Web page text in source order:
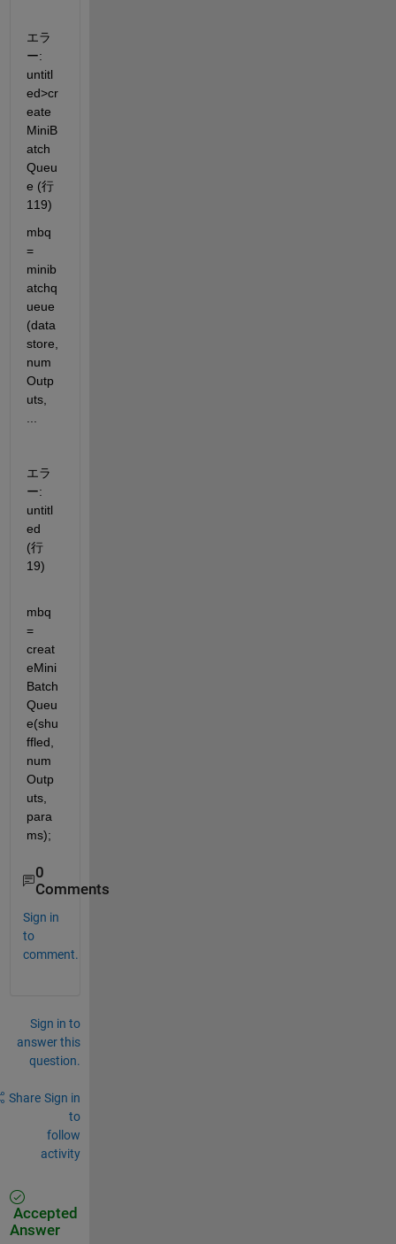
エラ
ー:
untitl
ed>cr
eate
MiniB
atch
Queu
e (行
119)
mbq
=
minib
atchq
ueue
(data
store,
num
Outp
uts,
エラ
ー:
untitl
ed
(行
19)
mbq
=
creat
eMini
Batch
Queu
e(shu
ffled,
num
Outp
uts,
para
ms);
0
Comments
Sign in
to
comment.
Sign in to
answer this
question.
Share Sign in
to
follow
activity
Accepted
Answer